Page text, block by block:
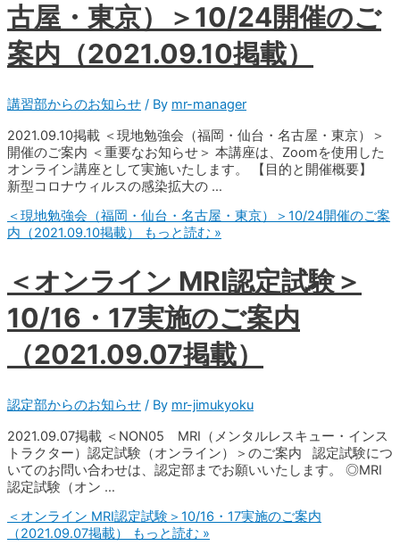
古屋・東京）＞10/24開催のご
案内（2021.09.10掲載）
講習部からのお知らせ / By mr-manager
2021.09.10掲載 ＜現地勉強会（福岡・仙台・名古屋・東京）＞
開催のご案内 ＜重要なお知らせ＞ 本講座は、Zoomを使用した
オンライン講座として実施いたします。 【目的と開催概要】
新型コロナウィルスの感染拡大の …
＜現地勉強会（福岡・仙台・名古屋・東京）＞10/24開催のご案
内（2021.09.10掲載）
もっと読む »
＜オンライン MRI認定試験＞
10/16・17実施のご案内
（2021.09.07掲載）
認定部からのお知らせ / By mr-jimukyoku
2021.09.07掲載 ＜NON05 MRI（メンタルレスキュー・インス
トラクター）認定試験（オンライン）＞のご案内 認定試験につ
いてのお問い合わせは、認定部までお願いいたします。 ◎MRI
認定試験（オン …
＜オンライン MRI認定試験＞10/16・17実施のご案内
（2021.09.07掲載）
もっと読む »